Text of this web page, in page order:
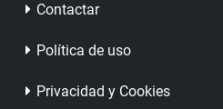
Contactar
Política de uso
Privacidad y Cookies